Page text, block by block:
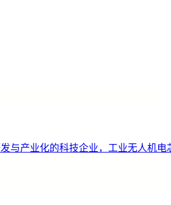
与产业化的科技企业，工业无人机